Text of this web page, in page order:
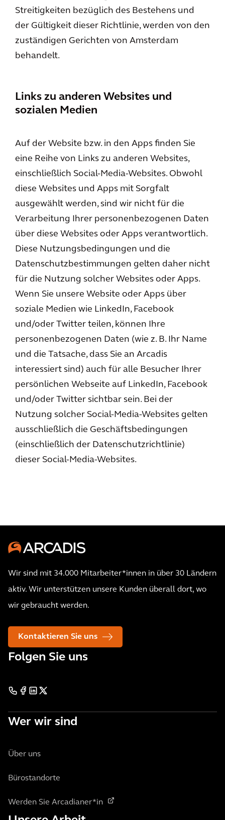
Streitigkeiten bezüglich des Bestehens und
der Gültigkeit dieser Richtlinie, werden von den
zuständigen Gerichten von Amsterdam
behandelt.
Links zu anderen Websites und
sozialen Medien
Auf der Website bzw. in den Apps finden Sie
eine Reihe von Links zu anderen Websites,
einschließlich Social-Media-Websites. Obwohl
diese Websites und Apps mit Sorgfalt
ausgewählt werden, sind wir nicht für die
Verarbeitung Ihrer personenbezogenen Daten
über diese Websites oder Apps verantwortlich.
Diese Nutzungsbedingungen und die
Datenschutzbestimmungen gelten daher nicht
für die Nutzung solcher Websites oder Apps.
Wenn Sie unsere Website oder Apps über
soziale Medien wie LinkedIn, Facebook
und/oder Twitter teilen, können Ihre
personenbezogenen Daten (wie z. B. Ihr Name
und die Tatsache, dass Sie an Arcadis
interessiert sind) auch für alle Besucher Ihrer
persönlichen Webseite auf LinkedIn, Facebook
und/oder Twitter sichtbar sein. Bei der
Nutzung solcher Social-Media-Websites gelten
ausschließlich die Geschäftsbedingungen
(einschließlich der Datenschutzrichtlinie)
dieser Social-Media-Websites.
Wir sind mit 34.000 Mitarbeiter*innen in über 30 Ländern
aktiv. Wir unterstützen unsere Kunden überall dort, wo
wir gebraucht werden.
Kontaktieren Sie uns
Folgen Sie uns
Wer wir sind
Über uns
Bürostandorte
Werden Sie Arcadianer*in